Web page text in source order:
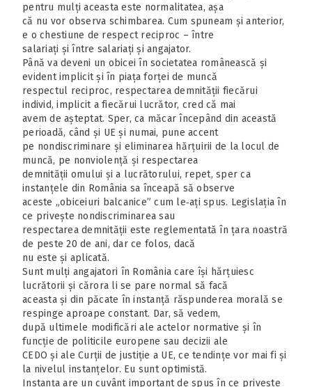
pentru mulți aceasta este normalitatea, așa
că nu vor observa schimbarea. Cum spuneam și anterior,
e o chestiune de respect reciproc – între
salariați și între salariați și angajator.
Până va deveni un obicei în societatea românească și
evident implicit și în piața forței de muncă
respectul reciproc, respectarea demnității fiecărui
individ, implicit a fiecărui lucrător, cred că mai
avem de așteptat. Sper, ca măcar începând din această
perioadă, când și UE și numai, pune accent
pe nondiscriminare și eliminarea hărțuirii de la locul de
muncă, pe nonviolență și respectarea
demnității omului și a lucrătorului, repet, sper ca
instanțele din România sa înceapă să observe
aceste „obiceiuri balcanice” cum le‑ați spus. Legislația în
ce privește nondiscriminarea sau
respectarea demnității este reglementată în țara noastră
de peste 20 de ani, dar ce folos, dacă
nu este și aplicată.
Sunt mulți angajatori în România care își hărțuiesc
lucrătorii și cărora li se pare normal să facă
aceasta și din păcate în instanță răspunderea morală se
respinge aproape constant. Dar, să vedem,
după ultimele modificări ale actelor normative și în
funcție de politicile europene sau decizii ale
CEDO și ale Curții de justiție a UE, ce tendințe vor mai fi și
la nivelul instanțelor. Eu sunt optimistă.
Instanța are un cuvânt important de spus în ce privește